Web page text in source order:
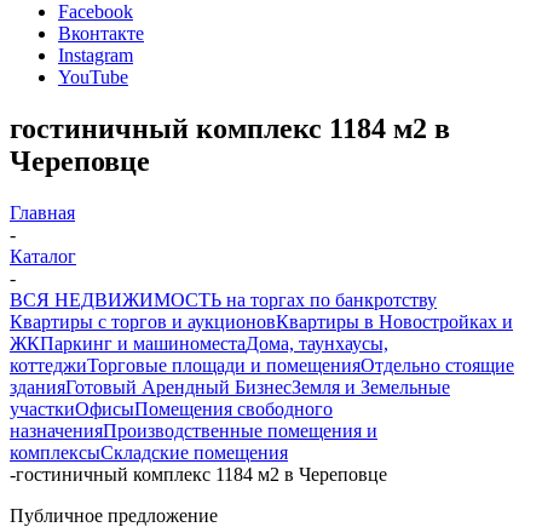
Facebook
Вконтакте
Instagram
YouTube
гостиничный комплекс 1184 м2 в
Череповце
Главная
-
Каталог
-
ВСЯ НЕДВИЖИМОСТЬ на торгах по банкротству
Квартиры с торгов и аукционовКвартиры в Новостройках и
ЖКПаркинг и машиноместаДома, таунхаусы,
коттеджиТорговые площади и помещенияОтдельно стоящие
зданияГотовый Арендный БизнесЗемля и Земельные
участкиОфисыПомещения свободного
назначенияПроизводственные помещения и
комплексыСкладские помещения
-гостиничный комплекс 1184 м2 в Череповце
Публичное предложение